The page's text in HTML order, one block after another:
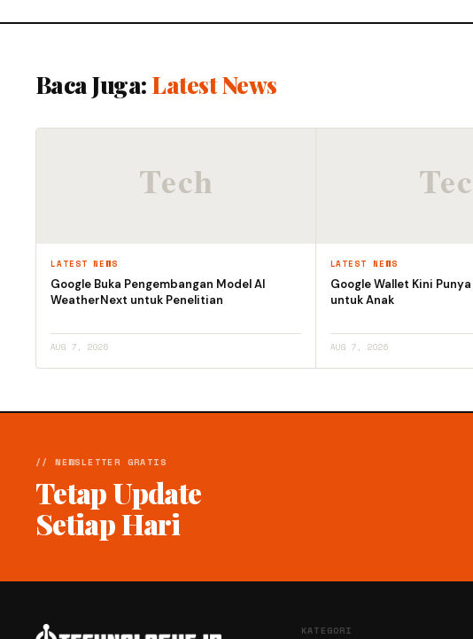
Baca Juga: Latest News
LATEST NEWS
Google Buka Pengembangan Model AI
WeatherNext untuk Penelitian
AUG 7, 2026
LATEST NEWS
Google Wallet Kini
untuk Anak
AUG 7, 2026
// NEWSLETTER GRATIS
Tetap Update
Setiap Hari
KATEGORI